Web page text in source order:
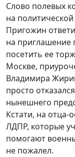
Слово полевых
на
Пригожин
на приглашение
посетить ее
Москве,
Владимира
просто
нынешнего
Кстати, на отца-
ЛДПР, которые
помогают
не пожалел.